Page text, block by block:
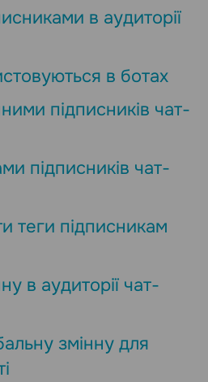
в аудиторії
в ботах
підписників чат-
підписників чат-
теги підписникам
в аудиторії чат-
змінну для